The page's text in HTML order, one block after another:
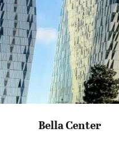
Bella Center